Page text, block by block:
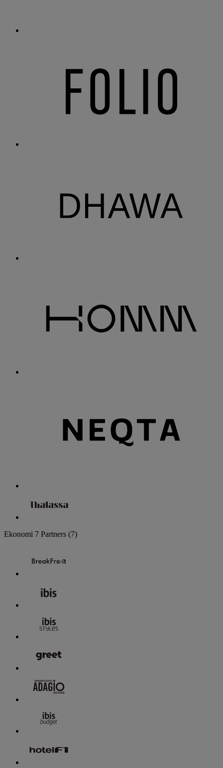
Ekonomi 7 Partners (7)